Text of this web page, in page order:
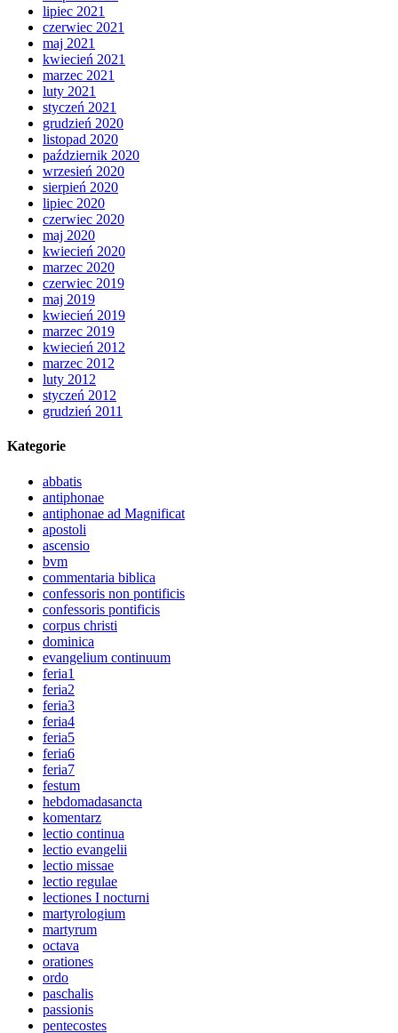
lipiec 2021
czerwiec 2021
maj 2021
kwiecień 2021
marzec 2021
luty 2021
styczeń 2021
grudzień 2020
listopad 2020
październik 2020
wrzesień 2020
sierpień 2020
lipiec 2020
czerwiec 2020
maj 2020
kwiecień 2020
marzec 2020
czerwiec 2019
maj 2019
kwiecień 2019
marzec 2019
kwiecień 2012
marzec 2012
luty 2012
styczeń 2012
grudzień 2011
Kategorie
abbatis
antiphonae
antiphonae ad Magnificat
apostoli
ascensio
bvm
commentaria biblica
confessoris non pontificis
confessoris pontificis
corpus christi
dominica
evangelium continuum
feria1
feria2
feria3
feria4
feria5
feria6
feria7
festum
hebdomadasancta
komentarz
lectio continua
lectio evangelii
lectio missae
lectio regulae
lectiones I nocturni
martyrologium
martyrum
octava
orationes
ordo
paschalis
passionis
pentecostes